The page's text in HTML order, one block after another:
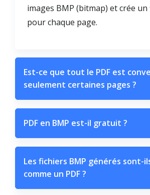
images BMP (bitmap) et crée
pour chaque page.
Est-ce que tout le PDF est
seulement certaines pages ?
PDF en BMP est-il gratuit ?
Les fichiers BMP générés sont-
comme un PDF ?